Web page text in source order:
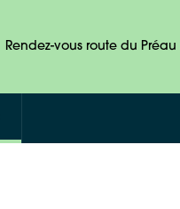
Rendez-vous route du